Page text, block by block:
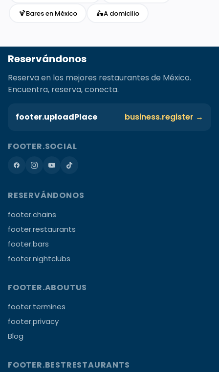
🍹Bares en México 🛵A domicilio
Reservándonos
Reserva en los mejores restaurantes de México.
Encuentra, reserva, conecta.
footer.uploadPlace business.register →
FOOTER.SOCIAL
RESERVÁNDONOS
footer.chains
footer.restaurants
footer.bars
footer.nightclubs
FOOTER.ABOUTUS
footer.termines
footer.privacy
Blog
FOOTER.BESTRESTAURANTS